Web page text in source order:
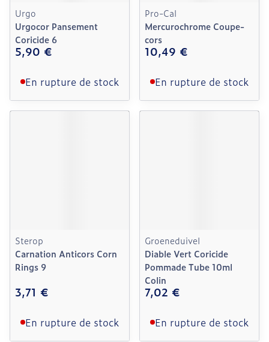
Urgo
Urgocor Pansement
Coricide 6
5,90 €
En rupture de stock
Pro-Cal
Mercurochrome Coupe-
cors
10,49 €
En rupture de stock
Sterop
Carnation Anticors Corn
Rings 9
3,71 €
En rupture de stock
Groeneduivel
Diable Vert Coricide
Pommade Tube 10ml
Colin
7,02 €
En rupture de stock